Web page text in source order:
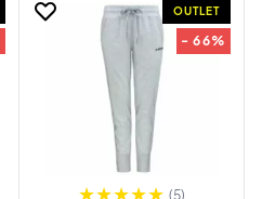
OUTLET
- 66%
(5)